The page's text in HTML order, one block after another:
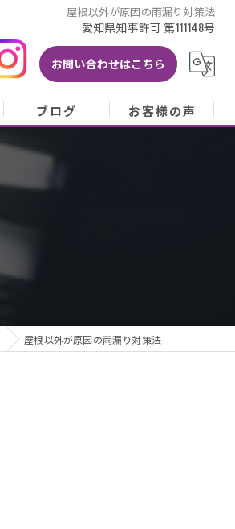
屋根以外が原因の雨漏り対策法
愛知県知事許可 第111148号
お問い合わせはこちら
ブログ
ブログ
コラム
お客様の声
屋根以外が原因の雨漏り対策法